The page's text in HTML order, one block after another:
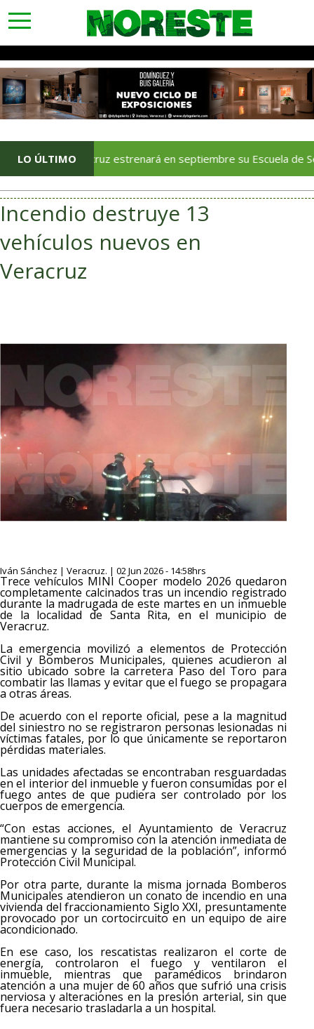
toggle
navigation
LO ÚLTIMO
Veracruz estrenará en septiembre su Escuela de Servicios
Incendio destruye 13
vehículos nuevos en
Veracruz
Iván Sánchez | Veracruz. | 02 Jun 2026 - 14:58hrs
Trece vehículos MINI Cooper modelo 2026 quedaron
completamente calcinados tras un incendio registrado
durante la madrugada de este martes en un inmueble
de la localidad de Santa Rita, en el municipio de
Veracruz.
La emergencia movilizó a elementos de Protección
Civil y Bomberos Municipales, quienes acudieron al
sitio ubicado sobre la carretera Paso del Toro para
combatir las llamas y evitar que el fuego se propagara
a otras áreas.
De acuerdo con el reporte oficial, pese a la magnitud
del siniestro no se registraron personas lesionadas ni
víctimas fatales, por lo que únicamente se reportaron
pérdidas materiales.
Las unidades afectadas se encontraban resguardadas
en el interior del inmueble y fueron consumidas por el
fuego antes de que pudiera ser controlado por los
cuerpos de emergencia.
“Con estas acciones, el Ayuntamiento de Veracruz
mantiene su compromiso con la atención inmediata de
emergencias y la seguridad de la población”, informó
Protección Civil Municipal.
Por otra parte, durante la misma jornada Bomberos
Municipales atendieron un conato de incendio en una
vivienda del fraccionamiento Siglo XXI, presuntamente
provocado por un cortocircuito en un equipo de aire
acondicionado.
En ese caso, los rescatistas realizaron el corte de
energía, controlaron el fuego y ventilaron el
inmueble, mientras que paramédicos brindaron
atención a una mujer de 60 años que sufrió una crisis
nerviosa y alteraciones en la presión arterial, sin que
fuera necesario trasladarla a un hospital.